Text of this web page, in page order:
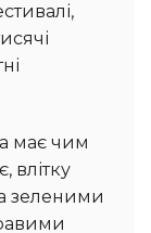
влітку
зеленими